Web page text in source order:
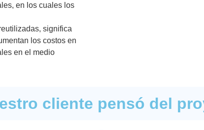
en los cuales los
significa
los costos en
en el medio
cliente pensó del